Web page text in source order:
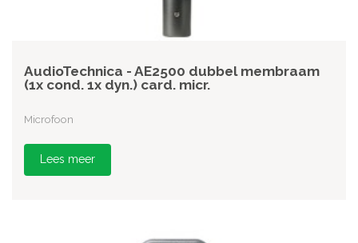
AudioTechnica - AE2500 dubbel membraam
(1x cond. 1x dyn.) card. micr.
Microfoon
Lees meer